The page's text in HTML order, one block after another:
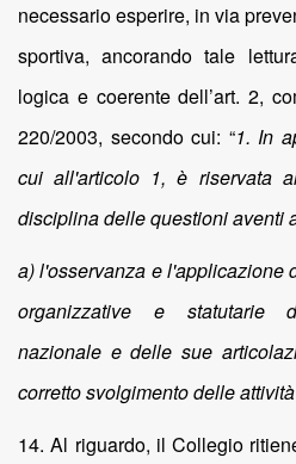
necessario esperire, in via
sportiva, ancorando tale
logica e coerente dell’art. 2,
220/2003, secondo cui: “1. In
cui all'articolo 1, è riservata
disciplina delle questioni aventi
a) l'osservanza e l'applicazione
organizzative e statutarie
nazionale e delle sue
corretto svolgimento delle
14. Al riguardo, il Collegio